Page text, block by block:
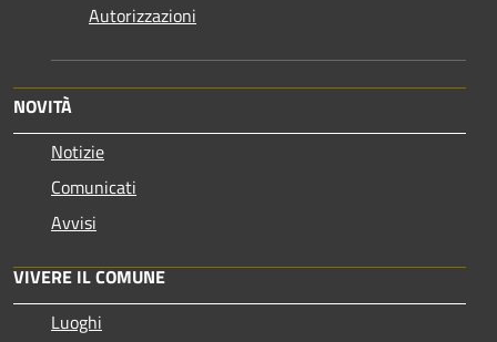
Autorizzazioni
NOVITÀ
Notizie
Comunicati
Avvisi
VIVERE IL COMUNE
Luoghi